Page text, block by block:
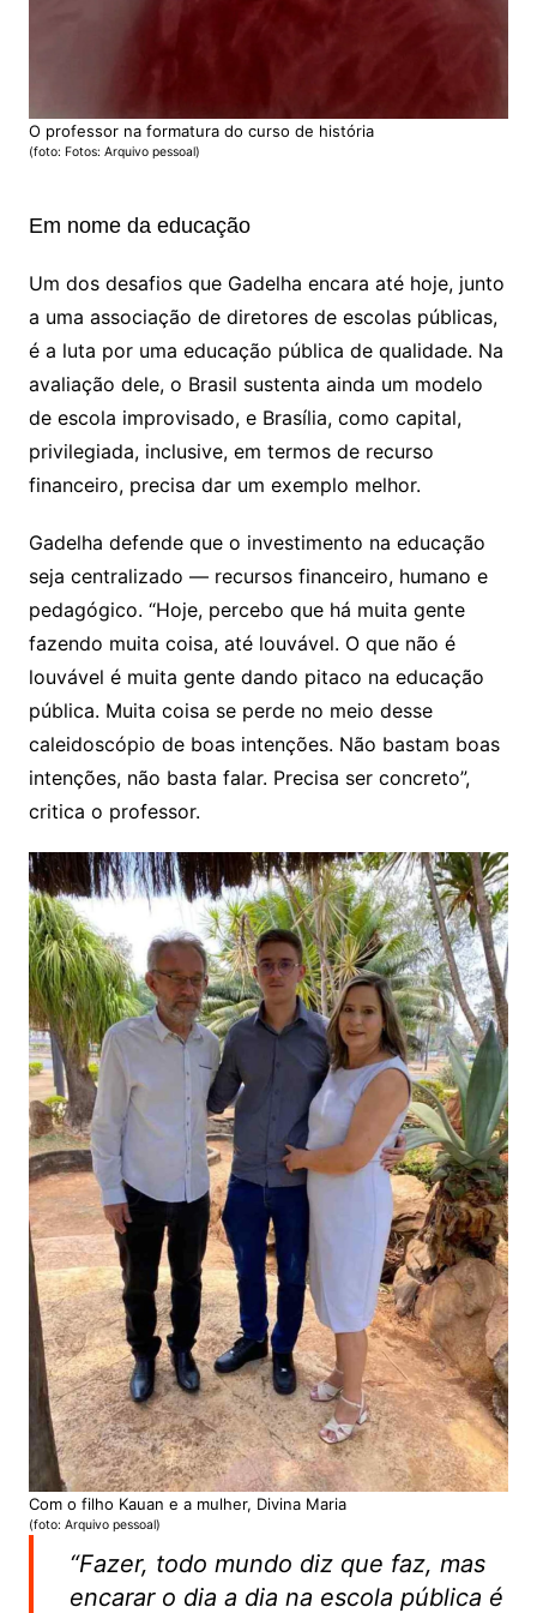
O professor na formatura do curso de história
(foto: Fotos: Arquivo pessoal)
Em nome da educação
Um dos desafios que Gadelha encara até hoje, junto
a uma associação de diretores de escolas públicas,
é a luta por uma educação pública de qualidade. Na
avaliação dele, o Brasil sustenta ainda um modelo
de escola improvisado, e Brasília, como capital,
privilegiada, inclusive, em termos de recurso
financeiro, precisa dar um exemplo melhor.
Gadelha defende que o investimento na educação
seja centralizado — recursos financeiro, humano e
pedagógico. “Hoje, percebo que há muita gente
fazendo muita coisa, até louvável. O que não é
louvável é muita gente dando pitaco na educação
pública. Muita coisa se perde no meio desse
caleidoscópio de boas intenções. Não bastam boas
intenções, não basta falar. Precisa ser concreto”,
critica o professor.
Com o filho Kauan e a mulher, Divina Maria
(foto: Arquivo pessoal)
“Fazer, todo mundo diz que faz, mas
encarar o dia a dia na escola pública é